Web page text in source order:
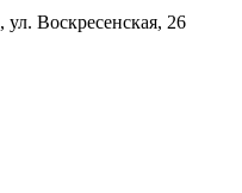
ул. Воскресенская, 26